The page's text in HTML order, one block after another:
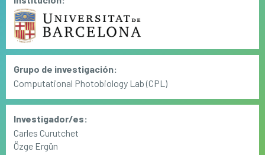
Grupo de investigación:
Computational Photobiology Lab (CPL)
Investigador/es:
Carles Curutchet
Özge Ergün